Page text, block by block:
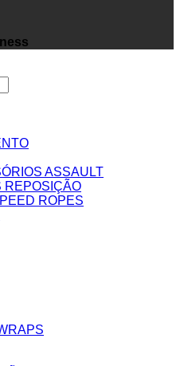
ASSAULT
REPOSIÇÃO
ROPES